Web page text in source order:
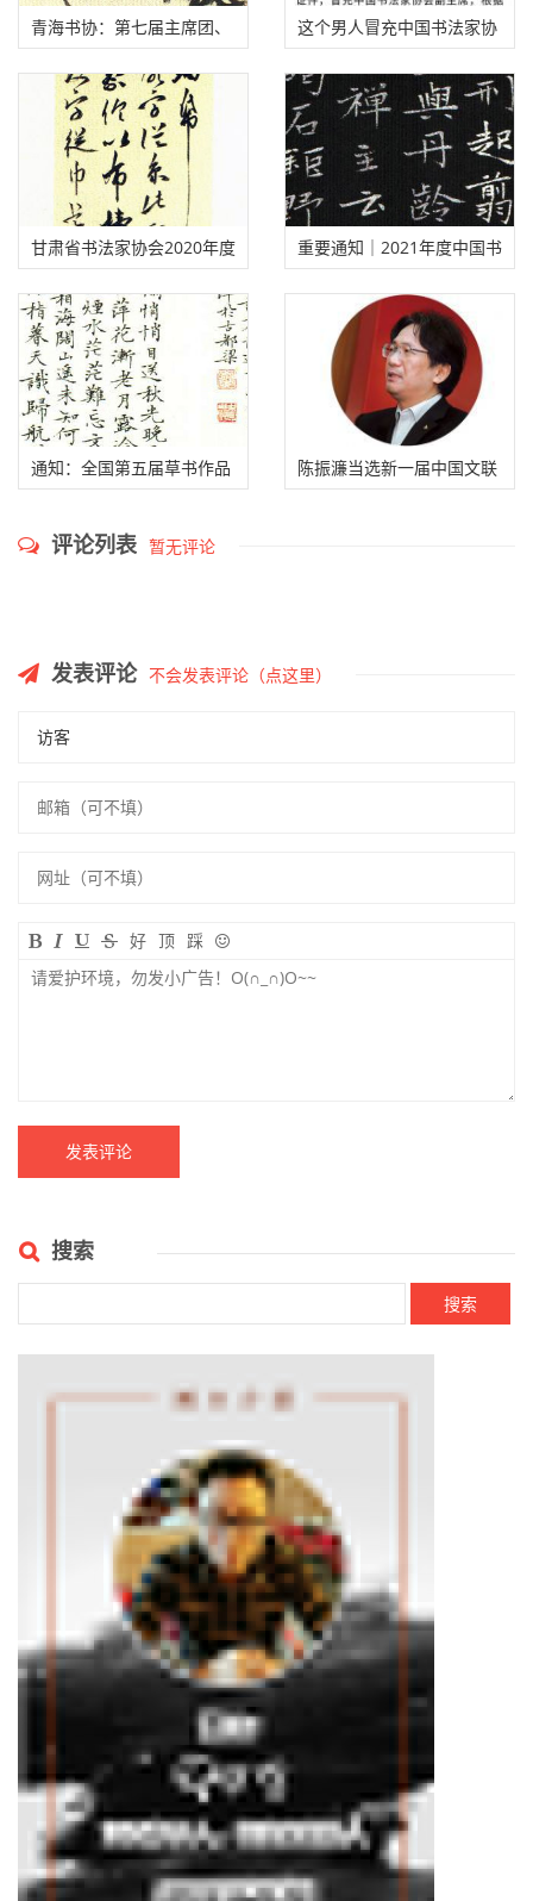
青海书协：第七届主席团、
理事会名单
这个男人冒充中国书法家协
会副主席，被抓了！
甘肃省书法家协会2020年度
拟批准会员名单
重要通知｜2021年度中国书
协会员入会申报工作已经启
通知：全国第五届草书作品
陈振濂当选新一届中国文联
评论列表 暂无评论
发表评论 不会发表评论（点这里）
好 顶 踩
搜索